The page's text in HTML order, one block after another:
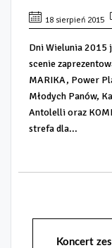
18 sierpień 2015
Dni Wielunia 2015
scenie
MARIKA, Power
Młodych Panów,
Antolelli oraz
strefa dla...
Koncert